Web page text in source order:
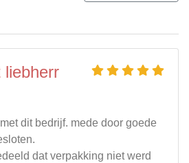
liebherr
dit bedrijf. mede door goede
dat verpakking niet werd